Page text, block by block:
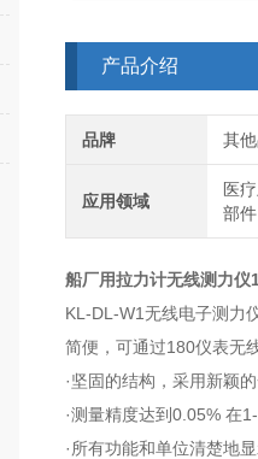
产品介绍
品牌 其
应用领域
医
部
船厂用拉力计无线测力仪
KL-DL-W1无线电子测力
简便，可通过180仪表无
·坚固的结构，采用新颖
·测量精度达到0.05% 在
·所有功能和单位清楚地